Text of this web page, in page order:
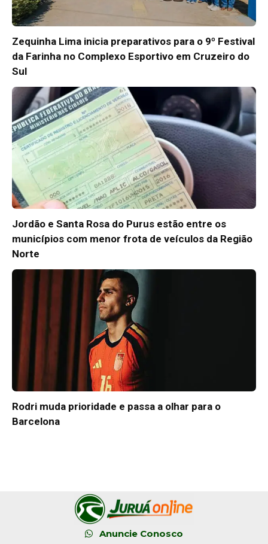
Zequinha Lima inicia preparativos para o 9º Festival
da Farinha no Complexo Esportivo em Cruzeiro do
Sul
Jordão e Santa Rosa do Purus estão entre os
municípios com menor frota de veículos da Região
Norte
Rodri muda prioridade e passa a olhar para o
Barcelona
Anuncie Conosco